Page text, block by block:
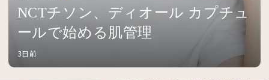
NCTチソン、ディオール カプチュ
ールで始める肌管理
3日前